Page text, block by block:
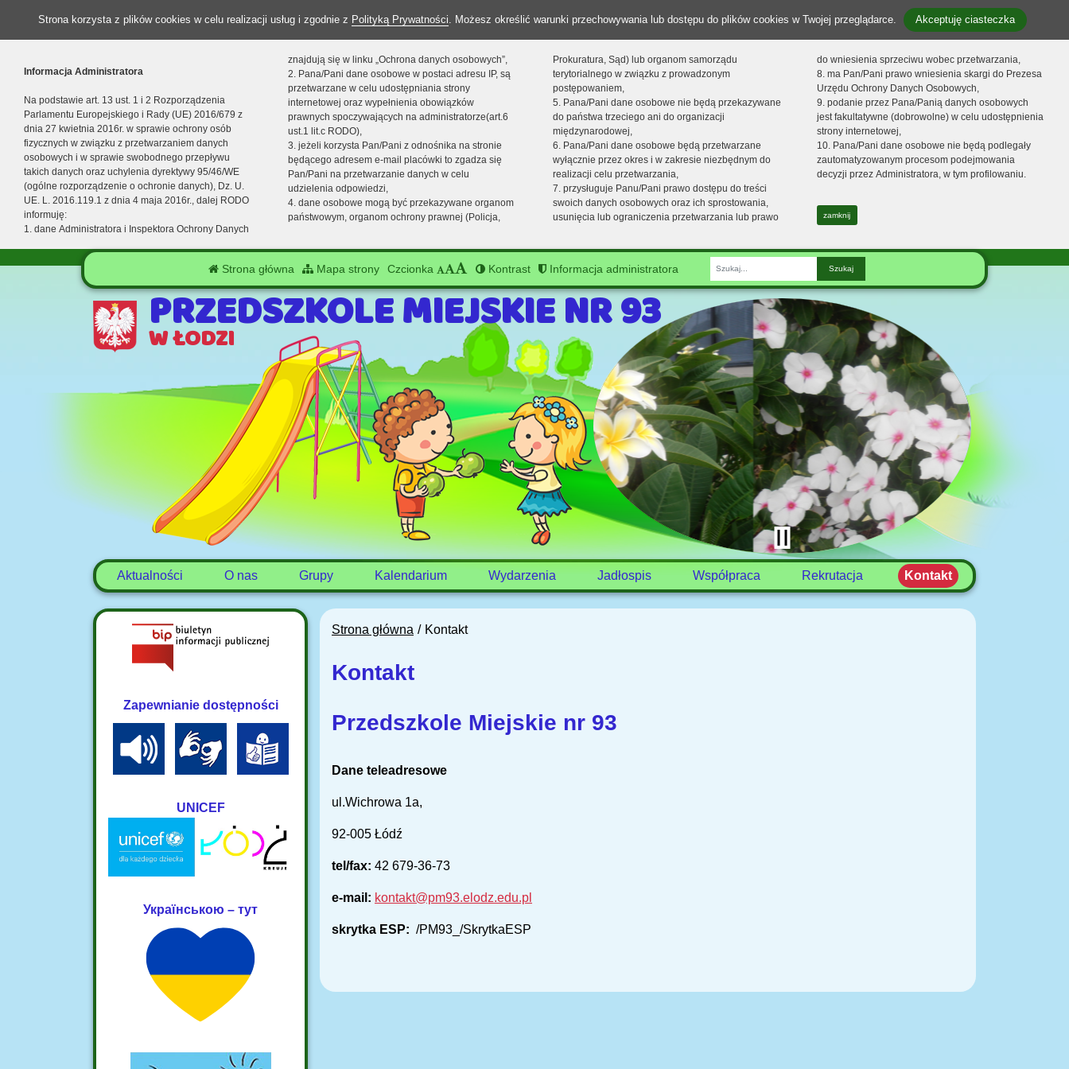
Strona korzysta z plików cookies w celu realizacji usług i zgodnie z Polityką Prywatności. Możesz określić warunki przechowywania lub dostępu do plików cookies w Twojej przeglądarce. Akceptuję ciasteczka
Informacja Administratora
Na podstawie art. 13 ust. 1 i 2 Rozporządzenia
Parlamentu Europejskiego i Rady (UE) 2016/679 z
dnia 27 kwietnia 2016r. w sprawie ochrony osób
fizycznych w związku z przetwarzaniem danych
osobowych i w sprawie swobodnego przepływu
takich danych oraz uchylenia dyrektywy 95/46/WE
(ogólne rozporządzenie o ochronie danych), Dz. U.
UE. L. 2016.119.1 z dnia 4 maja 2016r., dalej RODO
informuję:
1. dane Administratora i Inspektora Ochrony Danych
znajdują się w linku „Ochrona danych osobowych”,
2. Pana/Pani dane osobowe w postaci adresu IP, są
przetwarzane w celu udostępniania strony
internetowej oraz wypełnienia obowiązków
prawnych spoczywających na administratorze(art.6
ust.1 lit.c RODO),
3. jeżeli korzysta Pan/Pani z odnośnika na stronie
będącego adresem e-mail placówki to zgadza się
Pan/Pani na przetwarzanie danych w celu
udzielenia odpowiedzi,
4. dane osobowe mogą być przekazywane organom
państwowym, organom ochrony prawnej (Policja,
Prokuratura, Sąd) lub organom samorządu
terytorialnego w związku z prowadzonym
postępowaniem,
5. Pana/Pani dane osobowe nie będą przekazywane
do państwa trzeciego ani do organizacji
międzynarodowej,
6. Pana/Pani dane osobowe będą przetwarzane
wyłącznie przez okres i w zakresie niezbędnym do
realizacji celu przetwarzania,
7. przysługuje Panu/Pani prawo dostępu do treści
swoich danych osobowych oraz ich sprostowania,
usunięcia lub ograniczenia przetwarzania lub prawo
do wniesienia sprzeciwu wobec przetwarzania,
8. ma Pan/Pani prawo wniesienia skargi do Prezesa
Urzędu Ochrony Danych Osobowych,
9. podanie przez Pana/Panią danych osobowych
jest fakultatywne (dobrowolne) w celu udostępnienia
strony internetowej,
10. Pana/Pani dane osobowe nie będą podlegały
zautomatyzowanym procesom podejmowania
decyzji przez Administratora, w tym profilowaniu.
zamknij
Strona główna Mapa strony Czcionka Kontrast Informacja administratora
Fraza
PRZEDSZKOLE MIEJSKIE NR 93
W ŁODZI
Aktualności O nas Grupy Kalendarium Wydarzenia Jadłospis Współpraca Rekrutacja Kontakt
Strona główna Kontakt
Kontakt
Przedszkole Miejskie nr 93
Dane teleadresowe
ul.Wichrowa 1a,
92-005 Łódź
tel/fax: 42 679-36-73
e-mail: kontakt@pm93.elodz.edu.pl
skrytka ESP: /PM93_/SkrytkaESP
Zapewnianie dostępności
UNICEF
Українською – тут